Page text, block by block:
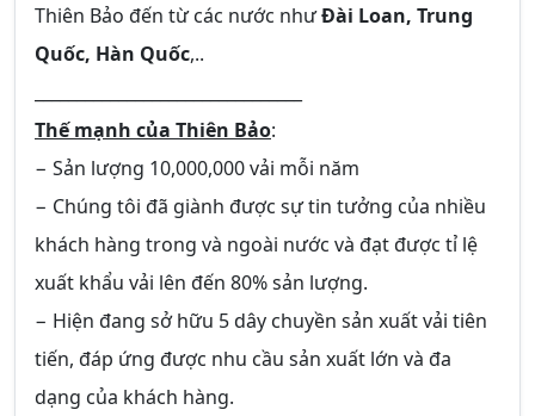
Thiên Bảo đến từ các nước nhưĐài Loan, Trung
Quốc, Hàn Quốc,..
Thế mạnh của Thiên Bảo:
− Sản lượng 10,000,000 vải mỗi năm
− Chúng tôi đã giành được sự tin tưởng của nhiều
khách hàng trong và ngoài nước và đạt được tỉ lệ
xuất khẩu vải lên đến 80% sản lượng.
− Hiện đang sở hữu 5 dây chuyền sản xuất vải tiên
tiến, đáp ứng được nhu cầu sản xuất lớn và đa
dạng của khách hàng.